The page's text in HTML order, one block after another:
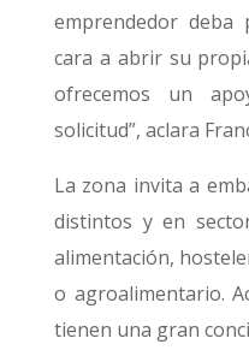
emprendedor deba
cara a abrir su
ofrecemos un
solicitud”, aclara
La zona invita a
distintos y en
alimentación,
o agroalimentario.
tienen una gran